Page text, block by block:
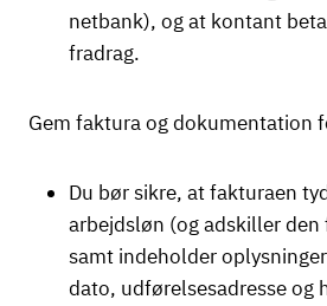
netbank), og at kontant
fradrag.
Gem faktura og dokumentation
Du bør sikre, at fakturaen
arbejdsløn (og adskiller den
samt indeholder
dato, udførelsesadresse og